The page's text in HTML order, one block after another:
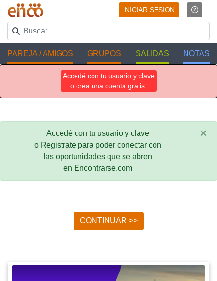
INICIAR SESION
PAREJA / AMIGOS GRUPOS SALIDAS NOTAS
Accedé con tu usuario y clave
o crea una cuenta gratis.
Accedé con tu usuario y clave
o Registrate para poder conectar con
las oportunidades que se abren
en Encontrarse.com
×
CONTINUAR >>